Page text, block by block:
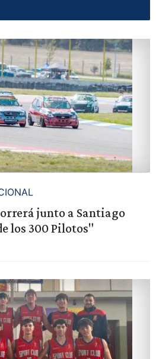
junto a Santiago
los 300 Pilotos"